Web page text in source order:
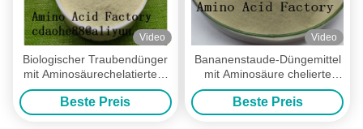
Video
Biologischer Traubendünger
mit Aminosäurechelatiertem
Kalzium und Magnesium mit
Vorteilen für das Wachstum
von Trauben
Beste Preis
Video
Bananenstaude-Düngemittel
mit Aminosäure chelierte
NPK
Beste Preis